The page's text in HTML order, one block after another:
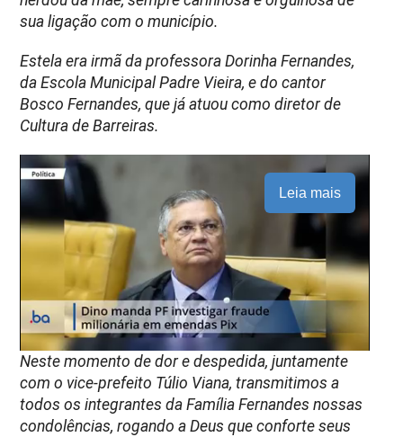
sua ligação com o município.
Estela era irmã da professora Dorinha Fernandes,
da Escola Municipal Padre Vieira, e do cantor
Bosco Fernandes, que já atuou como diretor de
Cultura de Barreiras.
Leia mais
Neste momento de dor e despedida, juntamente
com o vice-prefeito Túlio Viana, transmitimos a
todos os integrantes da Família Fernandes nossas
condolências, rogando a Deus que conforte seus